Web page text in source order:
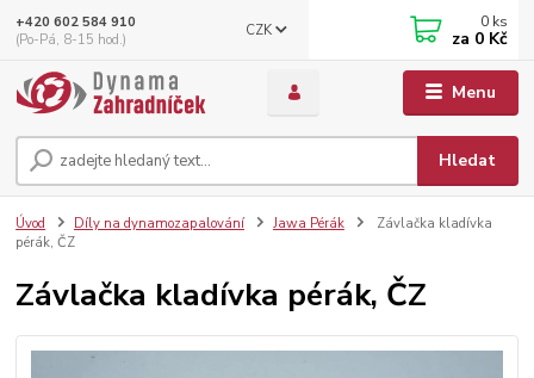
Menu
CZK
Hledat
+420 602 584 910
(Po-Pá, 8-15 hod.)
0 ks
za 0 Kč
Úvod Díly na dynamozapalování Jawa Pérák
Závlačka kladívka
pérák, ČZ
Závlačka kladívka pérák, ČZ